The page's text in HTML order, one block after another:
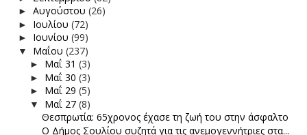
► Αυγούστου (26)
► Ιουλίου (72)
► Ιουνίου (99)
▼ Μαΐου (237)
► Μαΐ 31 (3)
► Μαΐ 30 (3)
► Μαΐ 29 (5)
▼ Μαΐ 27 (8)
Θεσπρωτία: 65χρονος έχασε τη ζωή του στην άσφαλτο
Ο Δήμος Σουλίου συζητά για τις ανεμογεννήτριες στα...